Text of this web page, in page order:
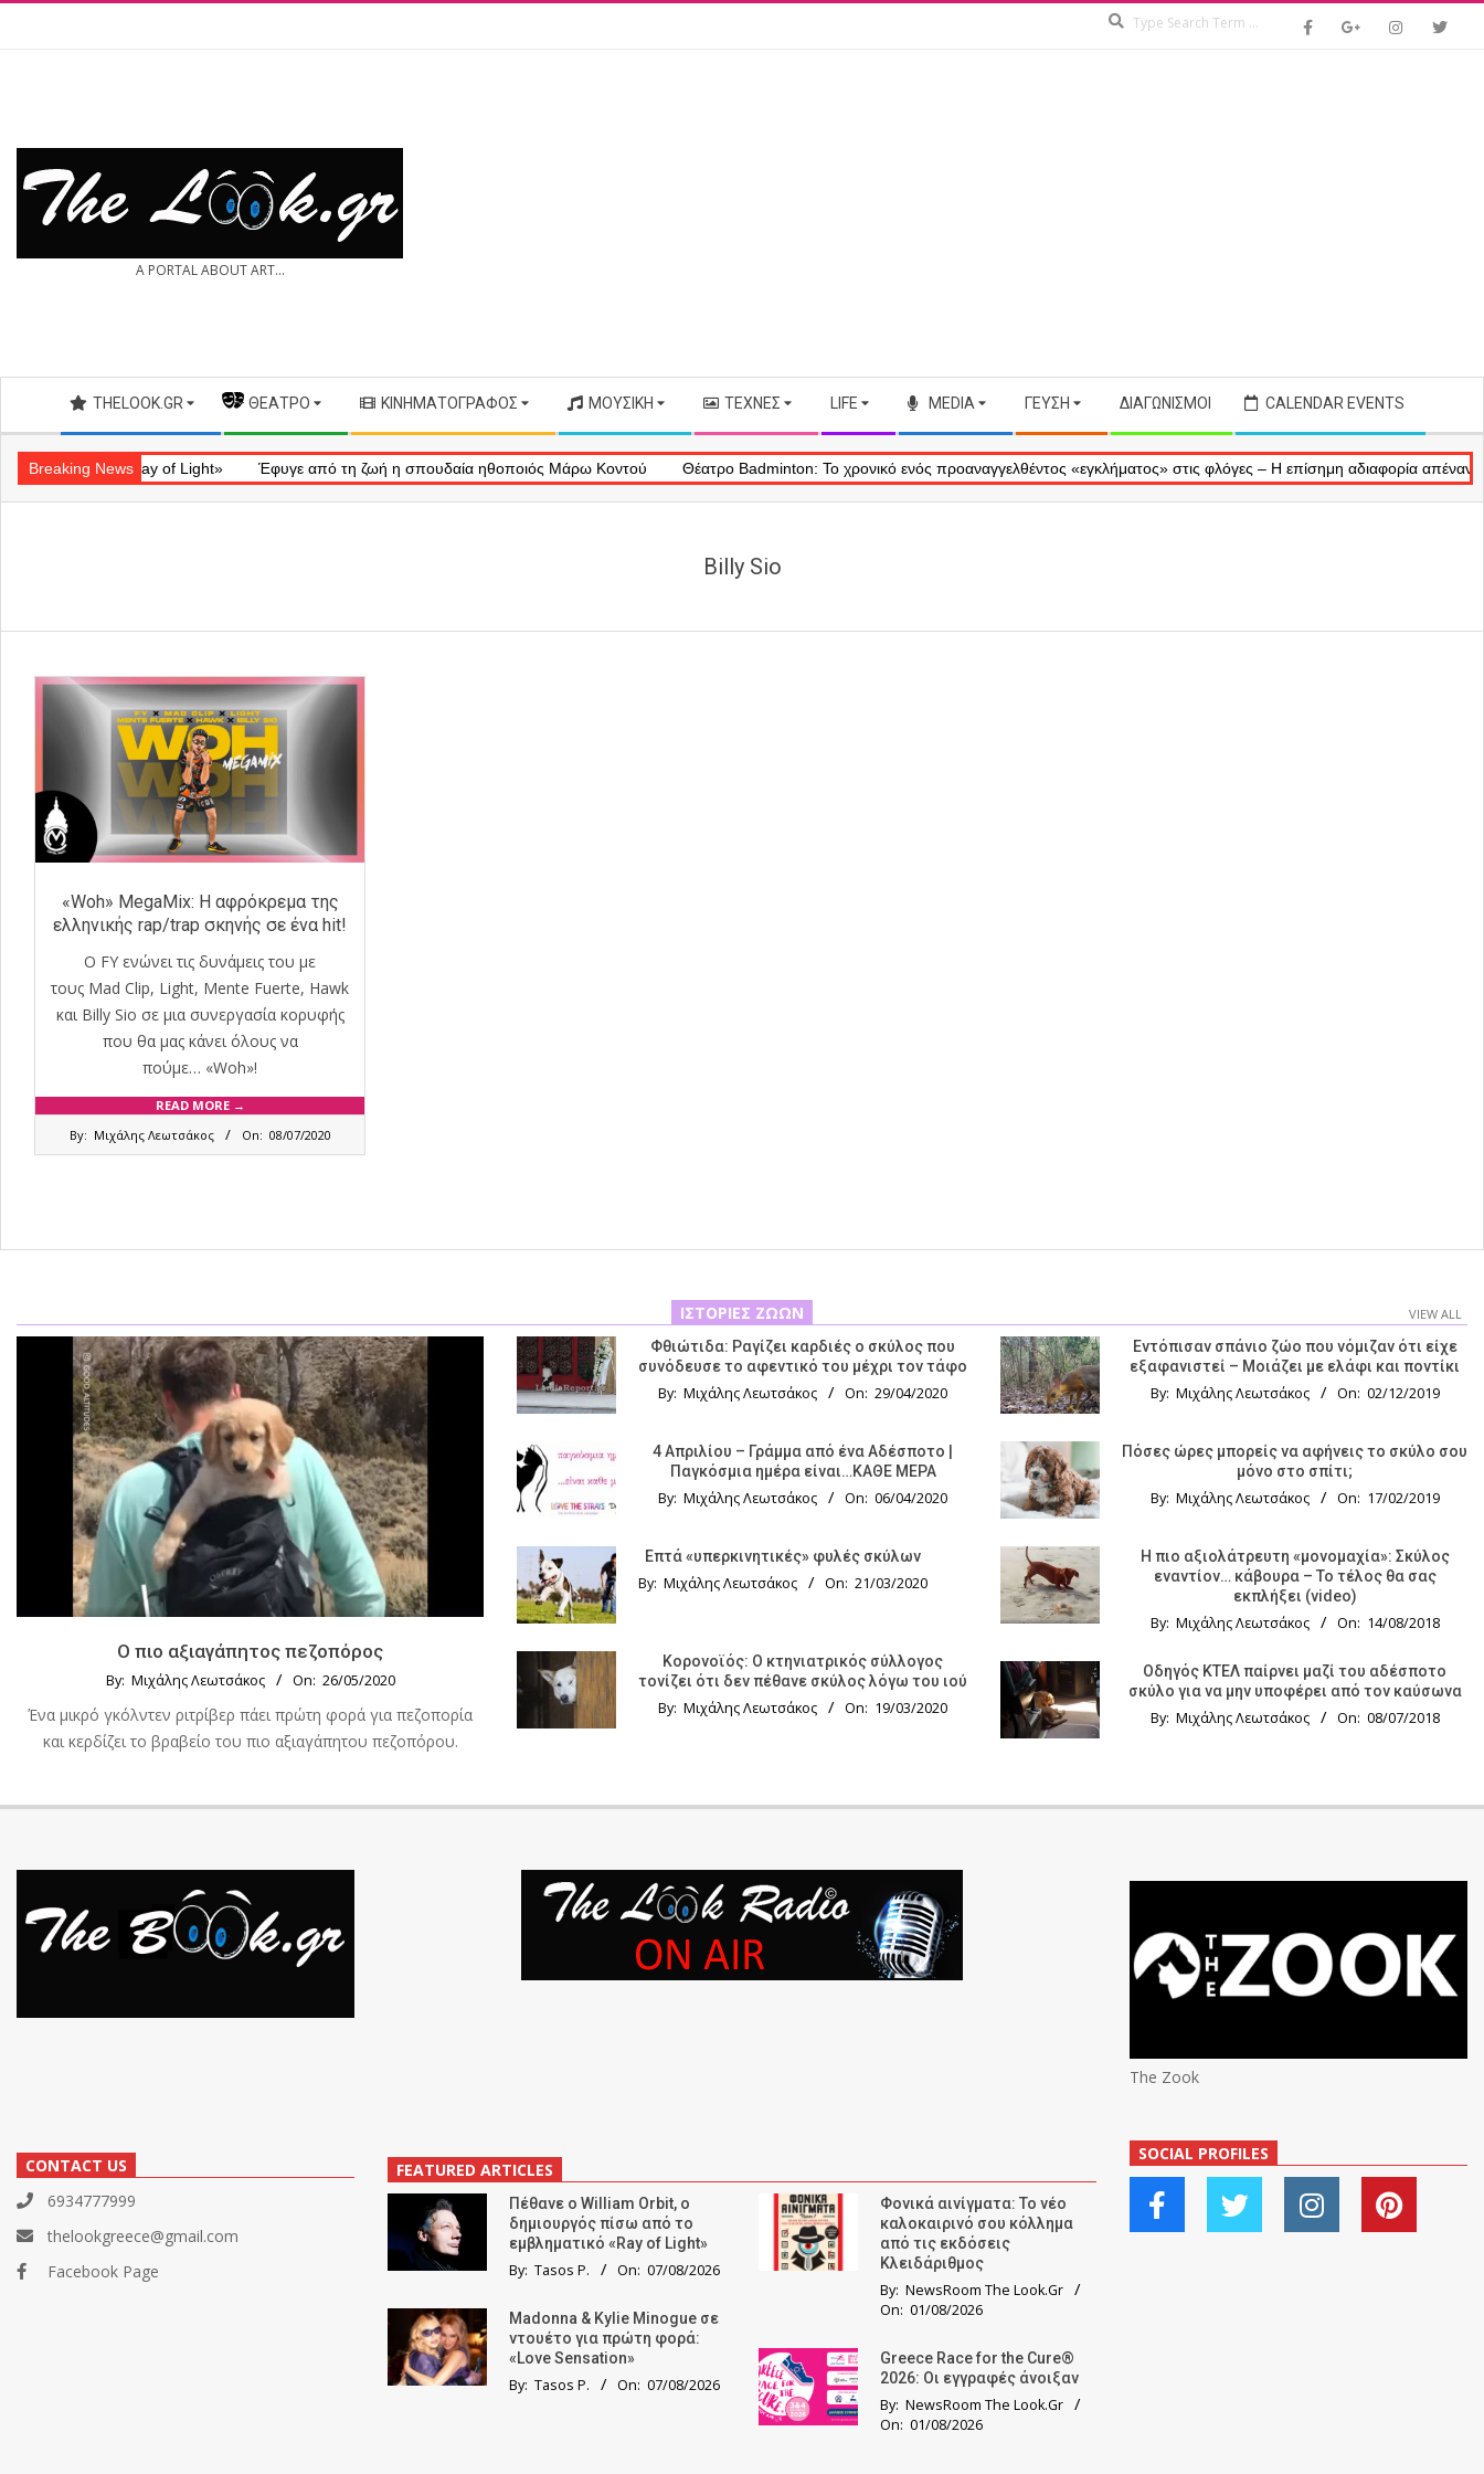
THE A PORTAL ABOUT ART...
Secondary
Navigation
Menu
THELOOK.GR — ΘΈΑΤΡΟ ΚΙΝΗΜΑΤΟΓΡΆΦΟΣ ΜΟΥΣΙΚΉ ΤΈΧΝΕΣ LIFE MEDIA ΓΕΎΣΗ ΔΙΑΓΩΝΙΣΜΟΊ CALENDAR EVENTS
Breaking News
«Ray of Light» Έφυγε από τη ζωή η σπουδαία ηθοποιός Μάρω Κοντού Θέατρο Badminton: Το χρονικό ενός προαναγγελθέντος «εγκλήματος» στις φλόγες – Η επίσημη αδιαφορία απέναντι στις
Billy Sio
«Woh» MegaMix: Η αφρόκρεμα της
ελληνικής rap/trap σκηνής σε ένα hit!
Ο FY ενώνει τις δυνάμεις του με
τους Mad Clip, Light, Mente Fuerte, Hawk
και Billy Sio σε μια συνεργασία κορυφής
που θα μας κάνει όλους να
πούμε… «Woh»!
READ MORE →
By: Μιχάλης Λεωτσάκος On: 08/07/2020
ΙΣΤΟΡΊΕΣ ΖΏΩΝ VIEW ALL
Ο πιο αξιαγάπητος πεζοπόρος
By: Μιχάλης Λεωτσάκος On: 26/05/2020
Ένα μικρό γκόλντεν ριτρίβερ πάει πρώτη φορά για πεζοπορία
και κερδίζει το βραβείο του πιο αξιαγάπητου πεζοπόρου.
Φθιώτιδα: Ραγίζει καρδιές ο σκύλος που
συνόδευσε το αφεντικό του μέχρι τον τάφο
By: Μιχάλης Λεωτσάκος On: 29/04/2020
4 Απριλίου – Γράμμα από ένα Αδέσποτο |
Παγκόσμια ημέρα είναι…ΚΑΘΕ ΜΕΡΑ
By: Μιχάλης Λεωτσάκος On: 06/04/2020
Επτά «υπερκινητικές» φυλές σκύλων
By: Μιχάλης Λεωτσάκος On: 21/03/2020
Κορονοϊός: Ο κτηνιατρικός σύλλογος
τονίζει ότι δεν πέθανε σκύλος λόγω του ιού
By: Μιχάλης Λεωτσάκος On: 19/03/2020
Εντόπισαν σπάνιο ζώο που νόμιζαν ότι είχε
εξαφανιστεί – Μοιάζει με ελάφι και ποντίκι
By: Μιχάλης Λεωτσάκος On: 02/12/2019
Πόσες ώρες μπορείς να αφήνεις το σκύλο σου
μόνο στο σπίτι;
By: Μιχάλης Λεωτσάκος On: 17/02/2019
Η πιο αξιολάτρευτη «μονομαχία»: Σκύλος
εναντίον… κάβουρα – Το τέλος θα σας
εκπλήξει (video)
By: Μιχάλης Λεωτσάκος On: 14/08/2018
Οδηγός KTΕΛ παίρνει μαζί του αδέσποτο
σκύλο για να μην υποφέρει από τον καύσωνα
By: Μιχάλης Λεωτσάκος On: 08/07/2018
CONTACT US
6934777999
thelookgreece@gmail.com
Facebook Page
FEATURED ARTICLES
Πέθανε ο William Orbit, ο
δημιουργός πίσω από το
εμβληματικό «Ray of Light»
By: Tasos P. On: 07/08/2026
Madonna & Kylie Minogue σε
ντουέτο για πρώτη φορά:
«Love Sensation»
By: Tasos P. On: 07/08/2026
Φονικά αινίγματα: Το νέο
καλοκαιρινό σου κόλλημα
από τις εκδόσεις
Κλειδάριθμος
By: NewsRoom The Look.Gr
On: 01/08/2026
Greece Race for the Cure®
2026: Οι εγγραφές άνοιξαν
By: NewsRoom The Look.Gr
On: 01/08/2026
The Zook
SOCIAL PROFILES